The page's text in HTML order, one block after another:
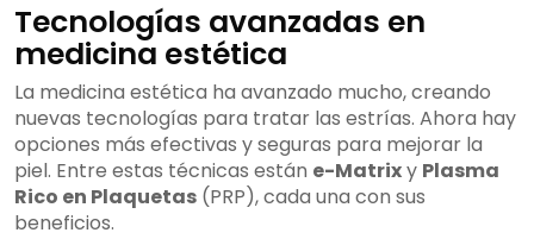
Tecnologías avanzadas en
medicina estética
La medicina estética ha avanzado mucho, creando
nuevas tecnologías para tratar las estrías. Ahora hay
opciones más efectivas y seguras para mejorar la
piel. Entre estas técnicas están e-Matrixy Plasma
Rico en Plaquetas (PRP), cada una con sus
beneficios.